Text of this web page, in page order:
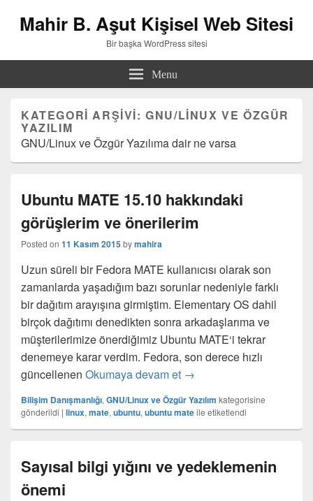
Mahir B. Aşut Kişisel Web Sitesi
Bir başka WordPress sitesi
Menu
KATEGORI ARŞIVI:GNU/LINUX VE ÖZGÜR
YAZILIM
GNU/Linux ve Özgür Yazılıma dair ne varsa
Ubuntu MATE 15.10 hakkındaki
görüşlerim ve önerilerim
Posted on 11 Kasım 2015bymahira
Uzun süreli bir Fedora MATE kullanıcısı olarak son
zamanlarda yaşadığım bazı sorunlar nedeniyle farklı
bir dağıtım arayışına girmiştim. Elementary OS dahil
birçok dağıtımı denedikten sonra arkadaşlarıma ve
müşterilerimize önerdiğimiz Ubuntu MATE‘i tekrar
denemeye karar verdim. Fedora, son derece hızlı
güncellenen Okumaya devam et Ubuntu MATE 15.10
→
Bilişim Danışmanlığı, GNU/Linux ve Özgür Yazılım kategorisine
gönderildi | linux, mate, ubuntu, ubuntu mateile etiketlendi
Sayısal bilgi yığını ve yedeklemenin
önemi